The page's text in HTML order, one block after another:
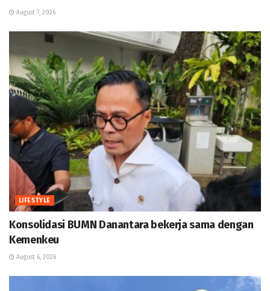
August 7, 2026
LIFESTYLE
Konsolidasi BUMN Danantara bekerja sama dengan
Kemenkeu
August 6, 2026